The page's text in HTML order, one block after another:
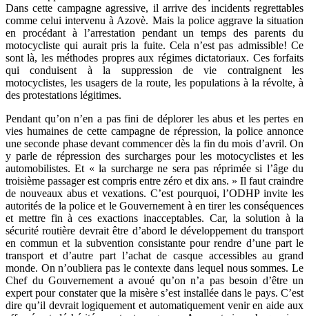
Dans cette campagne agressive, il arrive des incidents regrettables
comme celui intervenu à Azovè. Mais la police aggrave la situation
en procédant à l’arrestation pendant un temps des parents du
motocycliste qui aurait pris la fuite. Cela n’est pas admissible! Ce
sont là, les méthodes propres aux régimes dictatoriaux. Ces forfaits
qui conduisent à la suppression de vie contraignent les
motocyclistes, les usagers de la route, les populations à la révolte, à
des protestations légitimes.
Pendant qu’on n’en a pas fini de déplorer les abus et les pertes en
vies humaines de cette campagne de répression, la police annonce
une seconde phase devant commencer dès la fin du mois d’avril. On
y parle de répression des surcharges pour les motocyclistes et les
automobilistes. Et « la surcharge ne sera pas réprimée si l’âge du
troisième passager est compris entre zéro et dix ans. » Il faut craindre
de nouveaux abus et vexations. C’est pourquoi, l’ODHP invite les
autorités de la police et le Gouvernement à en tirer les conséquences
et mettre fin à ces exactions inacceptables. Car, la solution à la
sécurité routière devrait être d’abord le développement du transport
en commun et la subvention consistante pour rendre d’une part le
transport et d’autre part l’achat de casque accessibles au grand
monde. On n’oubliera pas le contexte dans lequel nous sommes. Le
Chef du Gouvernement a avoué qu’on n’a pas besoin d’être un
expert pour constater que la misère s’est installée dans le pays. C’est
dire qu’il devrait logiquement et automatiquement venir en aide aux